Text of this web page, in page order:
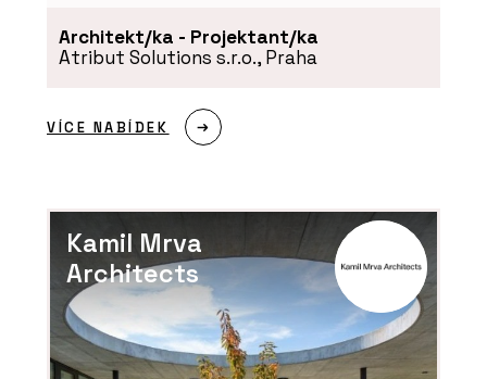
Architekt/ka - Projektant/ka
Atribut Solutions s.r.o., Praha
VÍCE NABÍDEK
Kamil Mrva
Architects